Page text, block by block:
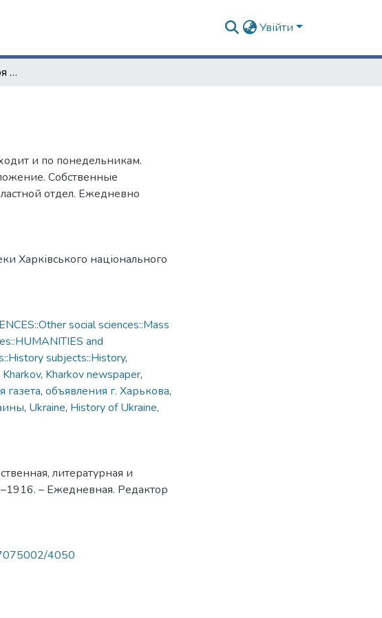
Увійти
Утро. – 1913. – 5 ноября (№ 2131)
и по понедельникам.
Собственные
отдел. Ежедневно
Харківського національного
social sciences::Mass
and
subjects::History,
Kharkov, Kharkov newspaper,
газета, объявления г. Харькова,
, Ukraine, History of Ukraine,
литературная и
– Ежедневная. Редактор
4050